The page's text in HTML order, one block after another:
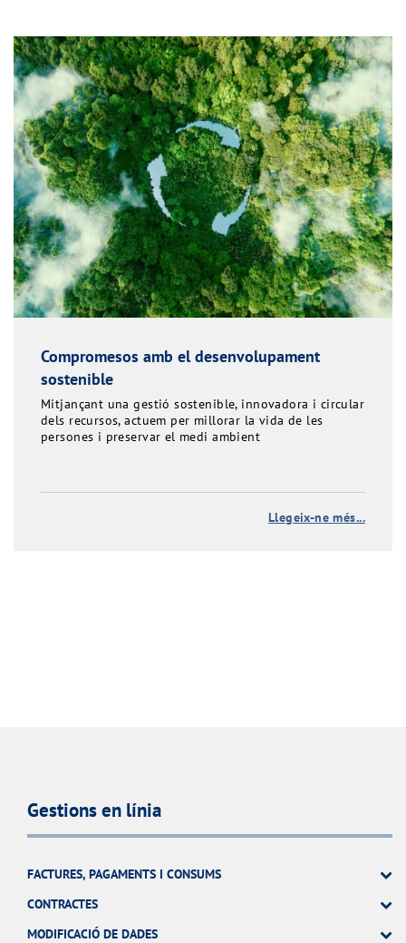
Compromesos amb el desenvolupament
sostenible
Mitjançant una gestió sostenible, innovadora i circular
dels recursos, actuem per millorar la vida de les
persones i preservar el medi ambient
Llegeix-ne més...
Gestions en línia
FACTURES, PAGAMENTS I CONSUMS
CONTRACTES
MODIFICACIÓ DE DADES